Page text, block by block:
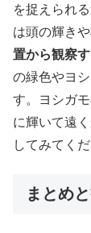
を捉えられ
は頭の輝き
置から観察
の緑色やヨ
す。ヨシガ
に輝いて遠
してみてくだ
まとめ